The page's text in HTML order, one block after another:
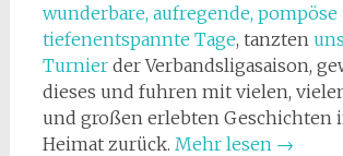
wunderbare, aufregende, pompöse
tiefenentspannte Tage, tanzten
Turnierder Verbandsligasaison,
dieses und fuhren mit vielen,
und großen erlebten Geschichten
Heimat zurück. Mehr lesen →